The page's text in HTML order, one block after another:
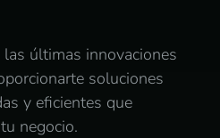
últimas innovaciones
soluciones
y eficientes que
negocio.